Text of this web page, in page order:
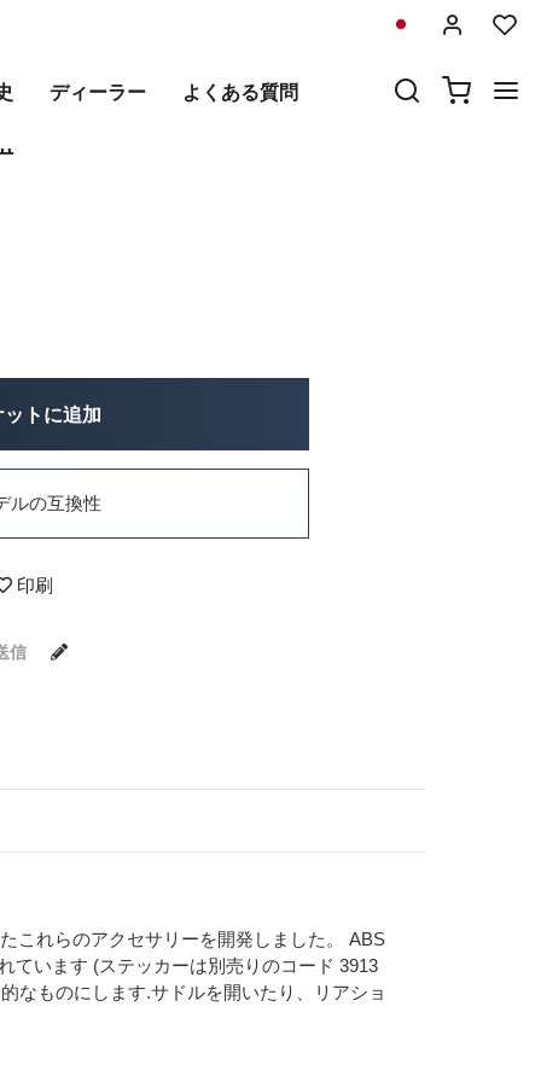
ディーラー よくある質問
ホワイト シルク サイド
トに追加
ルの互換性
印刷
信
これらのアクセサリーを開発しました。 ABS
ています (ステッカーは別売りのコード 3913
なものにします.サドルを開いたり、リアショ